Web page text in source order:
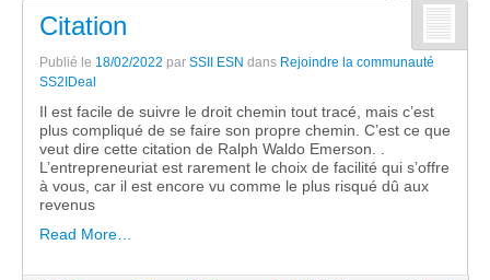
Citation
Publié le 18/02/2022 par SSII ESN dans Rejoindre la communauté
SS2IDeal
Il est facile de suivre le droit chemin tout tracé, mais c’est
plus compliqué de se faire son propre chemin. C’est ce que
veut dire cette citation de Ralph Waldo Emerson. .
L’entrepreneuriat est rarement le choix de facilité qui s’offre
à vous, car il est encore vu comme le plus risqué dû aux
revenus
Read More…